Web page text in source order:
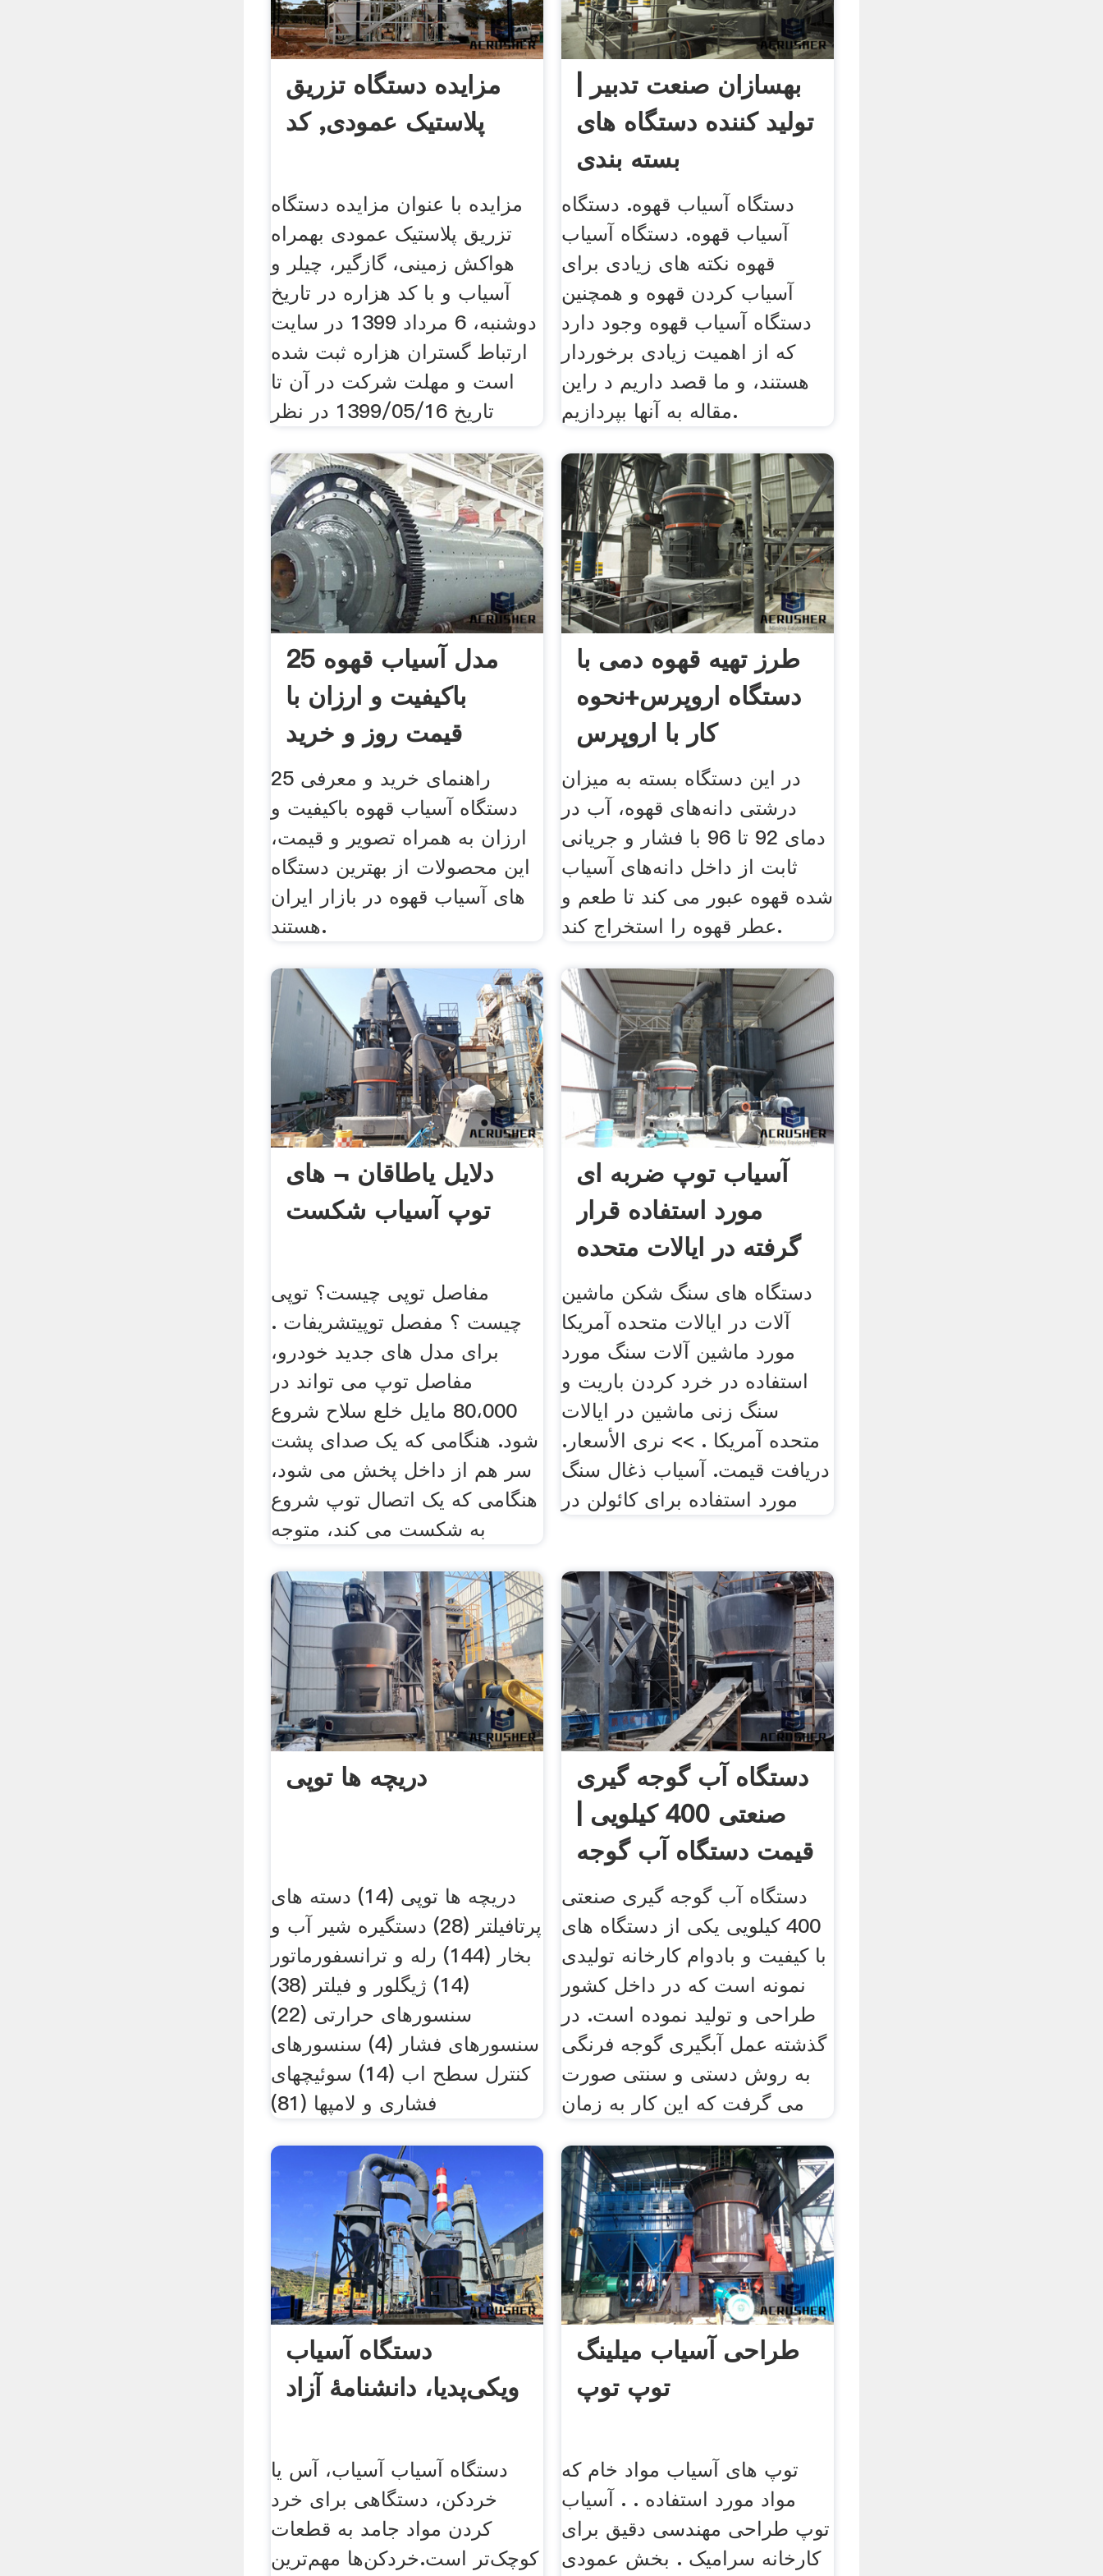
مزایده دستگاه تزریق
پلاستیک عمودی, کد
مزایده با عنوان مزایده دستگاه
تزریق پلاستیک عمودی بهمراه
هواکش زمینی، گازگیر، چیلر و
آسیاب و با کد هزاره در تاریخ
دوشنبه، 6 مرداد 1399 در سایت
ارتباط گستران هزاره ثبت شده
است و مهلت شرکت در آن تا
تاریخ 1399/05/16 در نظر
بهسازان صنعت تدبیر |
تولید کننده دستگاه های
بسته بندی
دستگاه آسیاب قهوه. دستگاه
آسیاب قهوه. دستگاه آسیاب
قهوه نکته های زیادی برای
آسیاب کردن قهوه و همچنین
دستگاه آسیاب قهوه وجود دارد
که از اهمیت زیادی برخوردار
هستند، و ما قصد داریم د راین
مقاله به آنها بپردازیم.
25 مدل آسیاب قهوه
باکیفیت و ارزان با
قیمت روز و خرید
راهنمای خرید و معرفی 25
دستگاه آسیاب قهوه باکیفیت و
ارزان به همراه تصویر و قیمت،
این محصولات از بهترین دستگاه
های آسیاب قهوه در بازار ایران
هستند.
طرز تهیه قهوه دمی با
دستگاه اروپرس+نحوه
کار با اروپرس
در این دستگاه بسته به میزان
درشتی دانه‌های قهوه، آب در
دمای 92 تا 96 با فشار و جریانی
ثابت از داخل دانه‌های آسیاب
شده قهوه عبور می کند تا طعم و
عطر قهوه را استخراج کند.
دلایل یاطاقان ¬ های
توپ آسیاب شکست
مفاصل توپی چیست؟ توپی
چیست ؟ مفصل توپیتشریفات .
برای مدل های جدید خودرو،
مفاصل توپ می تواند در
80،000 مایل خلع سلاح شروع
شود. هنگامی که یک صدای پشت
سر هم از داخل پخش می شود،
هنگامی که یک اتصال توپ شروع
به شکست می کند، متوجه
آسیاب توپ ضربه ای
مورد استفاده قرار
گرفته در ایالات متحده
است
دستگاه های سنگ شکن ماشین
آلات در ایالات متحده آمریکا
مورد ماشین آلات سنگ مورد
استفاده در خرد کردن باریت و
سنگ زنی ماشین در ایالات
متحده آمریکا . >> نرى الأسعار.
دریافت قیمت. آسیاب ذغال سنگ
مورد استفاده برای کائولن در
دریچه ها توپی
دریچه ها توپی (14) دسته های
پرتافیلتر (28) دستگیره شیر آب و
بخار (144) رله و ترانسفورماتور
(14) ژیگلور و فیلتر (38)
سنسورهای حرارتی (22)
سنسورهای فشار (4) سنسورهای
کنترل سطح اب (14) سوئیچهای
فشاری و لامپها (81)
دستگاه آب گوجه گیری
صنعتی 400 کیلویی |
قیمت دستگاه آب گوجه
دستگاه آب گوجه گیری صنعتی
400 کیلویی یکی از دستگاه های
با کیفیت و بادوام کارخانه تولیدی
نمونه است که در داخل کشور
طراحی و تولید نموده است. در
گذشته عمل آبگیری گوجه فرنگی
به روش دستی و سنتی صورت
می گرفت که این کار به زمان
دستگاه آسیاب
ویکی‌پدیا، دانشنامهٔ آزاد
دستگاه آسیاب آسیاب، آس یا
خردکن، دستگاهی برای خرد
کردن مواد جامد به قطعات
کوچک‌تر است.خردکن‌ها مهم‌ترین
طراحی آسیاب میلینگ
توپ توپ
توپ های آسیاب مواد خام که
مواد مورد استفاده . . آسیاب
توپ طراحی مهندسی دقیق برای
کارخانه سرامیک . بخش عمودی